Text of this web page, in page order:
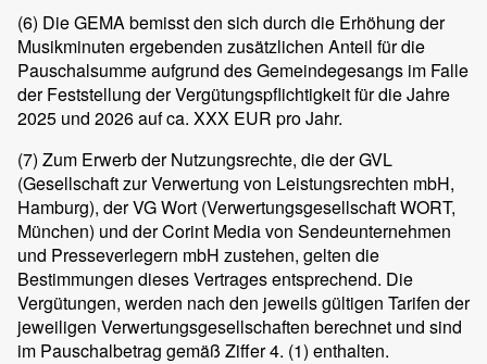
(6) Die GEMA bemisst den sich durch die Erhöhung der
Musikminuten ergebenden zusätzlichen Anteil für die
Pauschalsumme aufgrund des Gemeindegesangs im Falle
der Feststellung der Vergütungspflichtigkeit für die Jahre
2025 und 2026 auf ca. XXX EUR pro Jahr.
(7) Zum Erwerb der Nutzungsrechte, die der GVL
(Gesellschaft zur Verwertung von Leistungsrechten mbH,
Hamburg), der VG Wort (Verwertungsgesellschaft WORT,
München) und der Corint Media von Sendeunternehmen
und Presseverlegern mbH zustehen, gelten die
Bestimmungen dieses Vertrages entsprechend. Die
Vergütungen, werden nach den jeweils gültigen Tarifen der
jeweiligen Verwertungsgesellschaften berechnet und sind
im Pauschalbetrag gemäß Ziffer 4. (1) enthalten.